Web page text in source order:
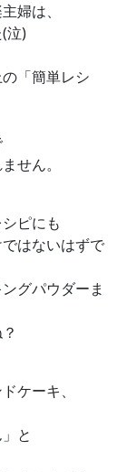
婦は、
泣)
「簡単レシ
せん。
ピにも
はないはずで
グパウダーま
ケーキ、
と